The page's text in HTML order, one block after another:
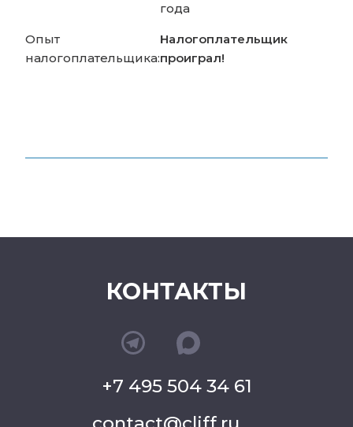
года
Опыт
налогоплательщика:
Налогоплательщик
проиграл!
КОНТАКТЫ
+7 495 504 34 61